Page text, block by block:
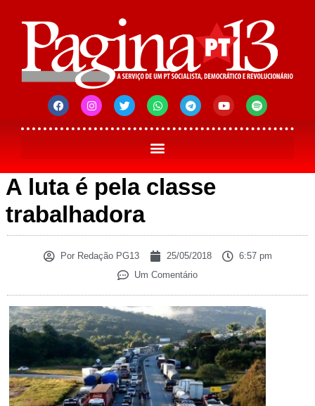
A luta é pela classe
trabalhadora
PorRedação PG13 25/05/2018
6:57 pm
Um Comentário